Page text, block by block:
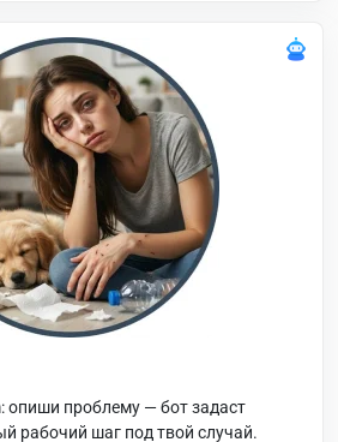
опиши проблему — бот задаст
рабочий шаг под твой случай.